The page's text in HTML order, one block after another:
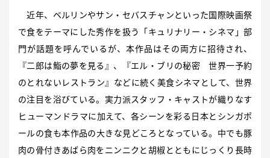
近年、ベルリンやサン・セバスチャンといった国際映画祭
で食をテーマにした秀作を扱う「キュリナリー・シネマ」部
門が話題を呼んでいるが、本作品はその両方に招待され、
『二郎は鮨の夢を見る』、『エル・ブリの秘密 世界一予約
のとれないレストラン』などに続く美食シネマとして、世界
の注目を浴びている。実力派スタッフ・キャストが織りなす
ヒューマンドラマに加えて、各シーンを彩る日本とシンガポ
ールの食も本作品の大きな見どころとなっている。中でも豚
肉の骨付きあばら肉をニンニクと胡椒とともにじっくり長時